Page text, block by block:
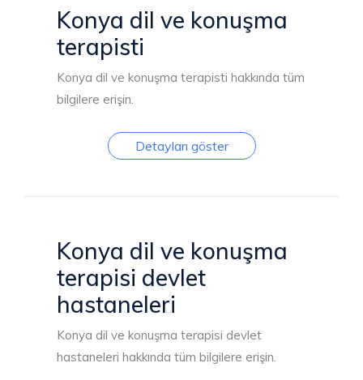
Konya dil ve konuşma
terapisti
Konya dil ve konuşma terapisti hakkında tüm
bilgilere erişin.
Detayları göster
Konya dil ve konuşma
terapisi devlet
hastaneleri
Konya dil ve konuşma terapisi devlet
hastaneleri hakkında tüm bilgilere erişin.